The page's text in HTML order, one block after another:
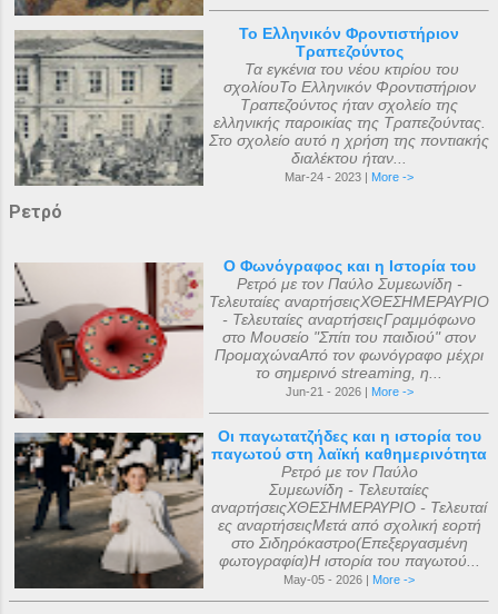
Το Ελληνικόν Φροντιστήριον
Τραπεζούντος
Τα εγκένια του νέου κτιρίου του
σχολίουΤο Ελληνικόν Φροντιστήριον
Τραπεζούντος ήταν σχολείο της
ελληνικής παροικίας της Τραπεζούντας.
Στο σχολείο αυτό η χρήση της ποντιακής
διαλέκτου ήταν...
Mar-24 - 2023 | More ->
Ρετρό
Ο Φωνόγραφος και η Ιστορία του
Ρετρό με τον Παύλο Συμεωνίδη -
Τελευταίες αναρτήσειςΧΘΕΣΗΜΕΡΑΥΡΙΟ
- Τελευταίες αναρτήσειςΓραμμόφωνο
στο Μουσείο "Σπίτι του παιδιού" στον
ΠρομαχώναΑπό τον φωνόγραφο μέχρι
το σημερινό streaming, η...
Jun-21 - 2026 | More ->
Οι παγωτατζήδες και η ιστορία του
παγωτού στη λαϊκή καθημερινότητα
Ρετρό με τον Παύλο
Συμεωνίδη - Τελευταίες
αναρτήσειςΧΘΕΣΗΜΕΡΑΥΡΙΟ - Τελευταί
ες αναρτήσειςΜετά από σχολική εορτή
στο Σιδηρόκαστρο(Επεξεργασμένη
φωτογραφία)Η ιστορία του παγωτού...
May-05 - 2026 | More ->